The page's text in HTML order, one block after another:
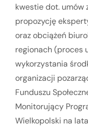
kwestie dot. umów
propozycję
oraz obciążeń
regionach (proces
wykorzystania
organizacji
Funduszu
Monitorujący
Wielkopolski na